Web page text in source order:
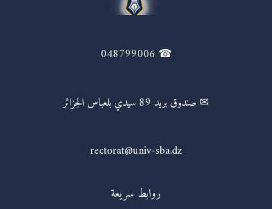
☎ 048799006
✉ صندوق بريد 89 سيدي بلعباس الجزائر
rectorat@univ-sba.dz
روابط سريعة